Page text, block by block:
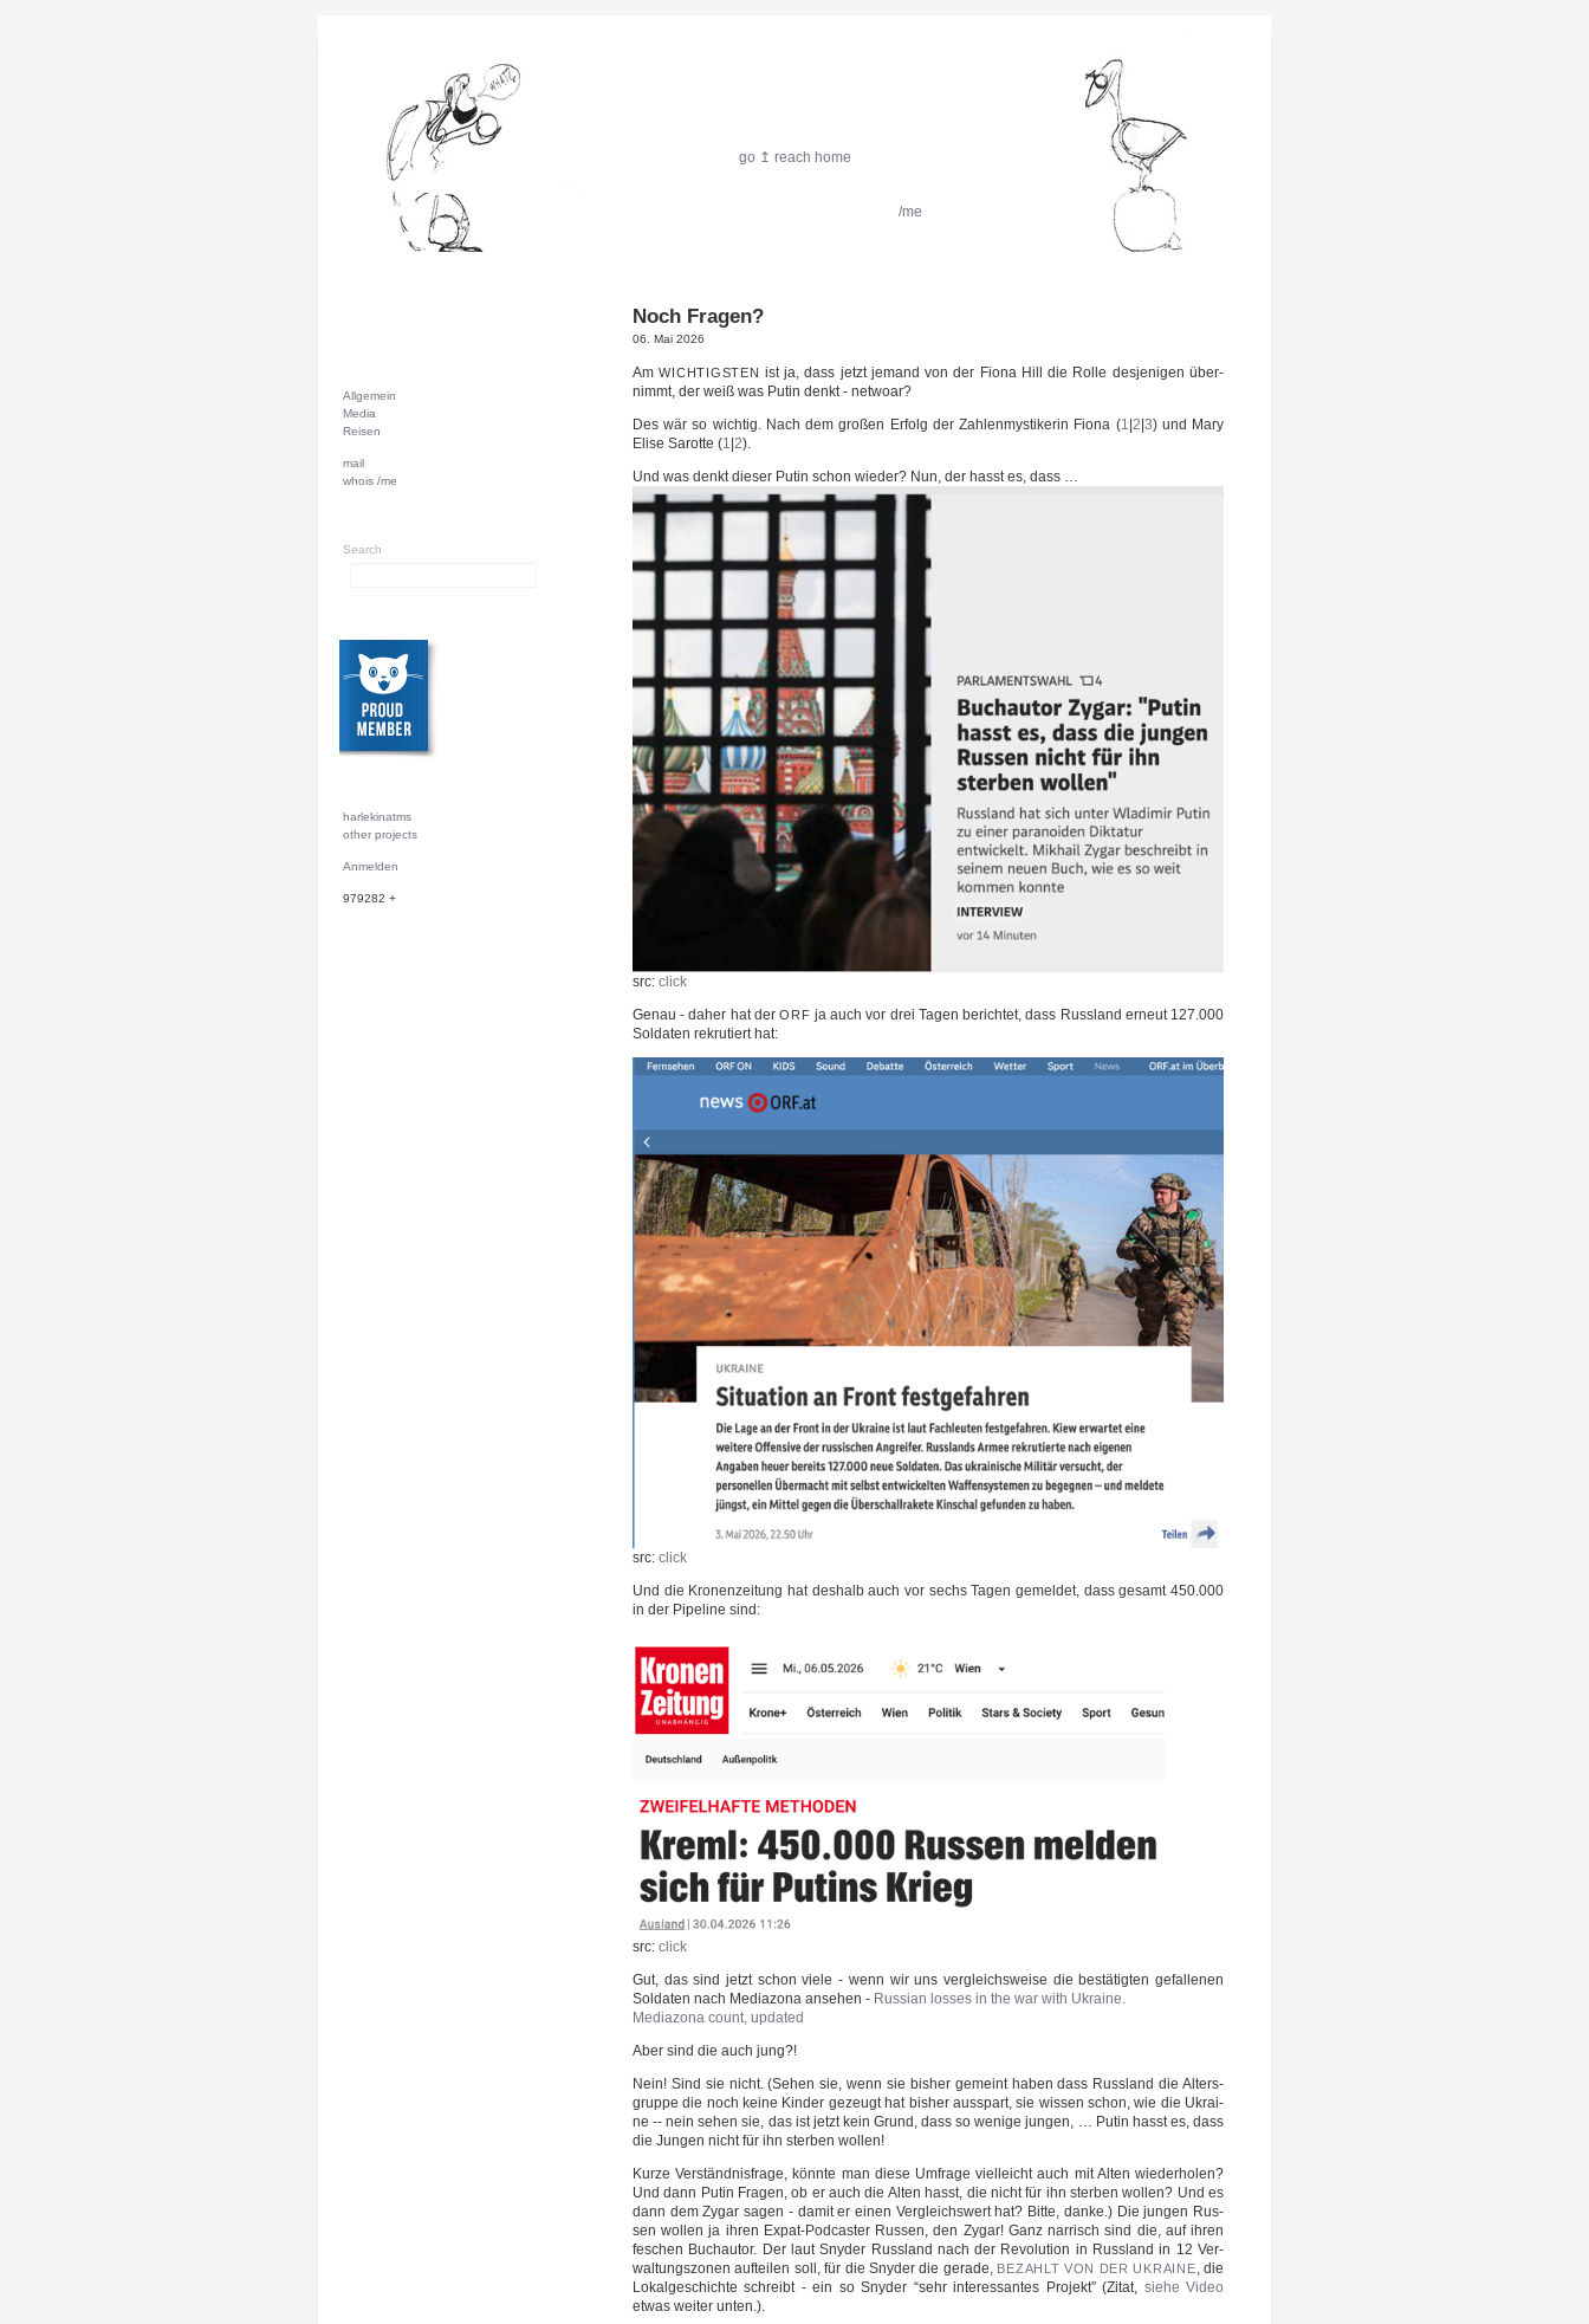
go ↥ reach home
/me
Noch Fragen?
06. Mai 2026
AmWICHTIGSTEN ist ja, dass jetzt jemand von der Fio­na Hill die Rol­le des­je­ni­gen über­
nimmt, der weiß was Putin denkt - netwoar?
Des wär so wich­tig. Nach dem gro­ßen Erfolg der Zah­len­mys­ti­ke­rin Fio­na (1 2 3) und Mary
Eli­se Sarot­te (1 2).
Und was denkt die­ser Putin schon wie­der? Nun, der hasst es, dass …
src: click
Genau - daher hat derORF ja auch vor drei Tagen berich­tet, dass Russ­land erneut 127.000
Sol­da­ten rekru­tiert hat:
src: click
Und die Kro­nen­zei­tung hat des­halb auch vor sechs Tagen gemel­det, dass gesamt 450.000
in der Pipe­line sind:
src: click
Gut, das sind jetzt schon vie­le - wenn wir uns ver­gleichs­wei­se die bestä­tig­ten gefal­le­nen
Sol­da­ten nach Media­zo­na anse­hen - Rus­si­an los­ses in the war with Ukraine.
Media­zo­na count, updated
Aber sind die auch jung?!
Nein! Sind sie nicht. (Sehen sie, wenn sie bis­her gemeint haben dass Russ­land die Alters­
grup­pe die noch kei­ne Kin­der gezeugt hat bis­her aus­spart, sie wis­sen schon, wie die Ukrai­
ne -- nein sehen sie, das ist jetzt kein Grund, dass so weni­ge jun­gen, … Putin hasst es, dass
die Jun­gen nicht für ihn ster­ben wollen!
Kur­ze Ver­ständ­nis­fra­ge, könn­te man die­se Umfra­ge viel­leicht auch mit Alten wie­der­ho­len?
Und dann Putin Fra­gen, ob er auch die Alten hasst, die nicht für ihn ster­ben wol­len? Und es
dann dem Zygar sagen - damit er einen Ver­gleichs­wert hat? Bit­te, dan­ke.) Die jun­gen Rus­
sen wol­len ja ihren Expat-Podcaster Rus­sen, den Zygar! Ganz nar­risch sind die, auf ihren
feschen Buch­au­tor. Der laut Sny­der Russ­land nach der Revo­lu­ti­on in Russ­land in 12 Ver­
wal­tungs­zo­nen auf­tei­len soll, für die Sny­der die gera­de,
BEZAHLT VON DER UKRAINE , die
Lokal­ge­schich­te schreibt - ein so Sny­der “sehr inter­es­san­tes Pro­jekt” (Zitat, sie­he Video
etwas wei­ter unten.).
Allgemein
Media
Reisen
mail
whois /me
Search
harlekinatms
other projects
Anmelden
979282 +